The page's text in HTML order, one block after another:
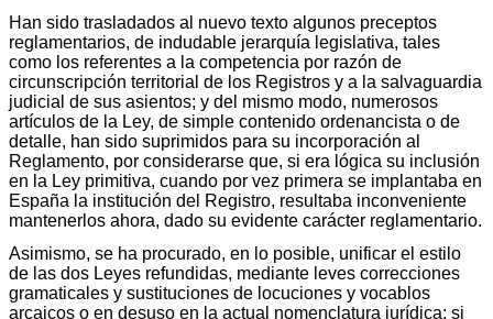
Han sido trasladados al nuevo texto algunos preceptos
reglamentarios, de indudable jerarquía legislativa, tales
como los referentes a la competencia por razón de
circunscripción territorial de los Registros y a la salvaguardia
judicial de sus asientos; y del mismo modo, numerosos
artículos de la Ley, de simple contenido ordenancista o de
detalle, han sido suprimidos para su incorporación al
Reglamento, por considerarse que, si era lógica su inclusión
en la Ley primitiva, cuando por vez primera se implantaba en
España la institución del Registro, resultaba inconveniente
mantenerlos ahora, dado su evidente carácter reglamentario.
Asimismo, se ha procurado, en lo posible, unificar el estilo
de las dos Leyes refundidas, mediante leves correcciones
gramaticales y sustituciones de locuciones y vocablos
arcaicos o en desuso en la actual nomenclatura jurídica; si